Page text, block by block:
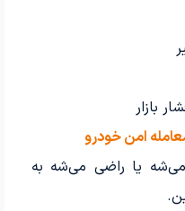
بازار
امن خودرو
یا راضی می‌شه به